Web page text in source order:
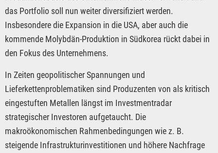
das Portfolio soll nun weiter diversifiziert werden.
Insbesondere die Expansion in die USA, aber auch die
kommende Molybdän-Produktion in Südkorea rückt dabei in
den Fokus des Unternehmens.
In Zeiten geopolitischer Spannungen und
Lieferkettenproblematiken sind Produzenten von als kritisch
eingestuften Metallen längst im Investmentradar
strategischer Investoren aufgetaucht. Die
makroökonomischen Rahmenbedingungen wie z. B.
steigende Infrastrukturinvestitionen und höhere Nachfrage